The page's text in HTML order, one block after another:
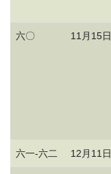
六〇 11月15日
六一-六二 12月11日